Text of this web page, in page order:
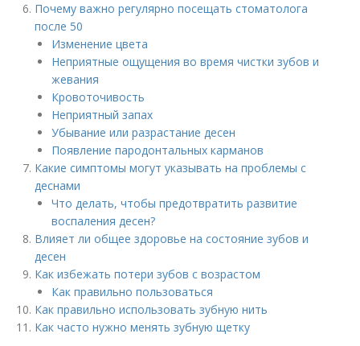
Почему важно регулярно посещать стоматолога
после 50
Изменение цвета
Неприятные ощущения во время чистки зубов и
жевания
Кровоточивость
Неприятный запах
Убывание или разрастание десен
Появление пародонтальных карманов
Какие симптомы могут указывать на проблемы с
деснами
Что делать, чтобы предотвратить развитие
воспаления десен?
Влияет ли общее здоровье на состояние зубов и
десен
Как избежать потери зубов с возрастом
Как правильно пользоваться
Как правильно использовать зубную нить
Как часто нужно менять зубную щетку